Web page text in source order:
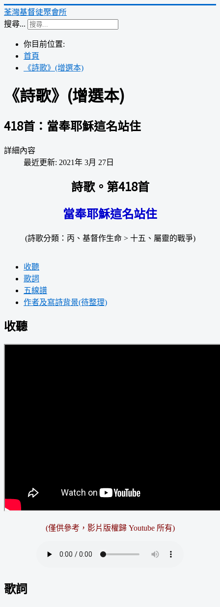
荃灣基督徒聚會所
搜尋...
你目前位置:
首頁
《詩歌》(增選本)
《詩歌》(增選本)
418首：當奉耶穌這名站住
詳細內容
最近更新: 2021年 3月 27日
詩歌。第418首
當奉耶穌這名站住
(詩歌分類：丙、基督作生命 > 十五、屬靈的戰爭)
收聽
歌詞
五線譜
作者及寫詩背景(待整理)
收聽
(僅供參考，影片版權歸 Youtube 所有)
歌詞